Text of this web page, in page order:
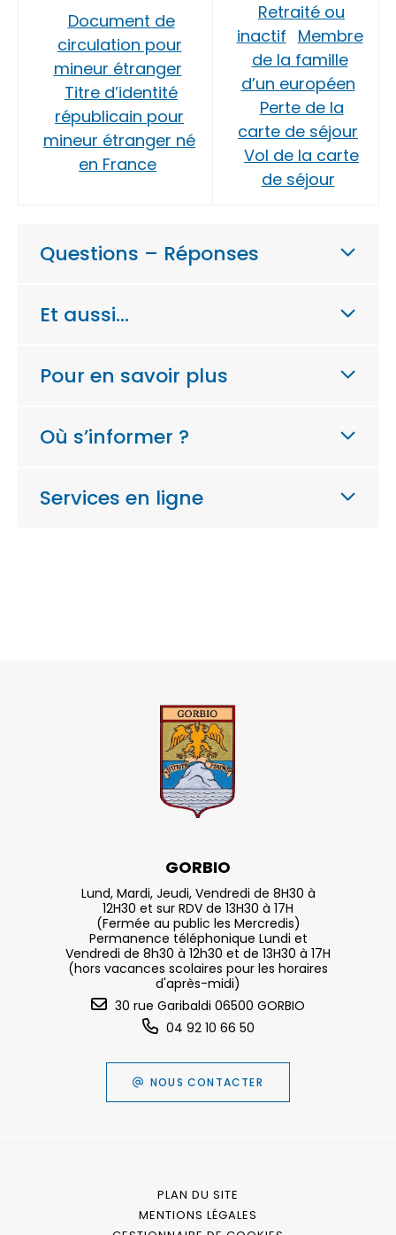
Document de
circulation pour
mineur étranger
Titre d’identité
républicain pour
mineur étranger né
en France
Retraité ou
inactif Membre
de la famille
d’un européen
Perte de la
carte de séjour
Vol de la carte
de séjour
Questions – Réponses
Et aussi…
Pour en savoir plus
Où s’informer ?
Services en ligne
GORBIO
Lund, Mardi, Jeudi, Vendredi de 8H30 à
12H30 et sur RDV de 13H30 à 17H
(Fermée au public les Mercredis)
Permanence téléphonique Lundi et
Vendredi de 8h30 à 12h30 et de 13H30 à 17H
(hors vacances scolaires pour les horaires
d'après-midi)
30 rue Garibaldi 06500 GORBIO
04 92 10 66 50
NOUS CONTACTER
PLAN DU SITE
MENTIONS LÉGALES